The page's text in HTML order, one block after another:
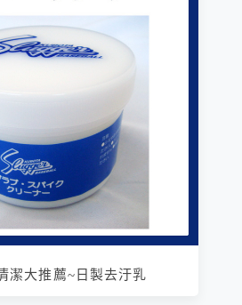
潔大推薦~日製去汙乳